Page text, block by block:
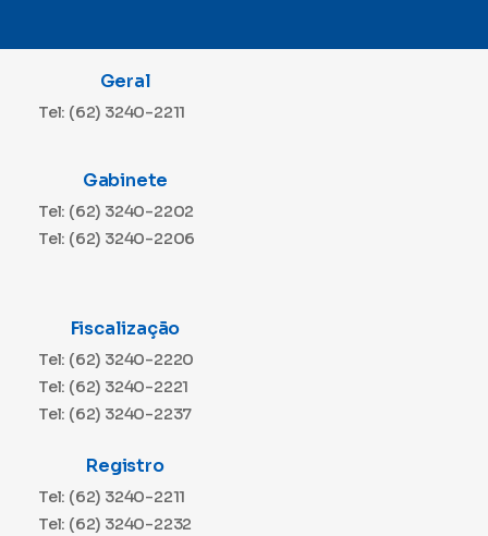
Geral
Tel: (62) 3240-2211
Gabinete
Tel: (62) 3240-2202
Tel: (62) 3240-2206
Fiscalização
Tel: (62) 3240-2220
Tel: (62) 3240-2221
Tel: (62) 3240-2237
Registro
Tel: (62) 3240-2211
Tel: (62) 3240-2232